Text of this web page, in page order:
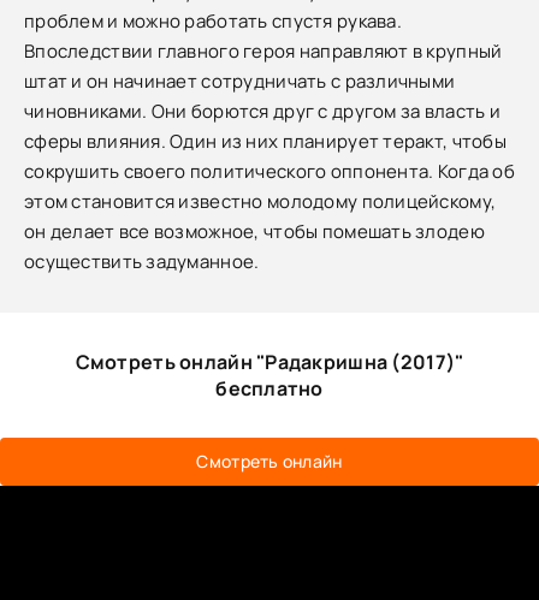
проблем и можно работать спустя рукава.
Впоследствии главного героя направляют в крупный
штат и он начинает сотрудничать с различными
чиновниками. Они борются друг с другом за власть и
сферы влияния. Один из них планирует теракт, чтобы
сокрушить своего политического оппонента. Когда об
этом становится известно молодому полицейскому,
он делает все возможное, чтобы помешать злодею
осуществить задуманное.
Смотреть онлайн "Радакришна (2017)"
бесплатно
Смотреть онлайн